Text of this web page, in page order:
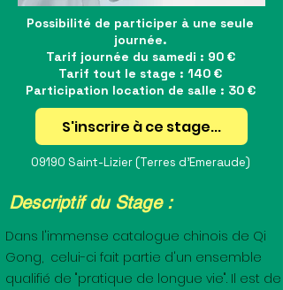
Possibilité de participer à une seule
journée.
Tarif journée du samedi : 90 €
Tarif tout le stage : 140 €
Participation location de salle : 30 €
S'inscrire à ce stage...
09190 Saint-Lizier (Terres d'Emeraude)
Descriptif du Stage :
Dans l'immense catalogue chinois de Qi
Gong, celui-ci fait partie d'un ensemble
qualifié de "pratique de longue vie". Il est de